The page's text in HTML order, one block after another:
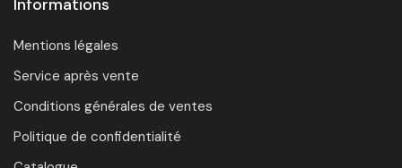
Informations
Mentions légales
Service après vente
Conditions générales de ventes
Politique de confidentialité